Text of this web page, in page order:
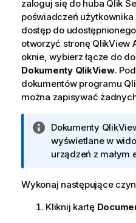
zaloguj się do huba Qlik
poświadczeń
dostęp do
otworzyć stronę QlikView
oknie, wybierz łącze do
Dokumenty QlikView.
dokumentów programu
można zapisywać
I
n
f
r
a
Dokumenty
wyświetlane w
urządzeń z małym
Wykonaj następujące
Kliknij kartę